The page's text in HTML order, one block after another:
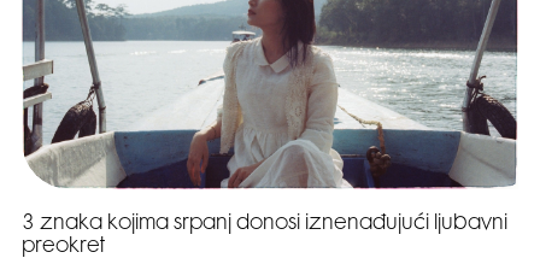
3 znaka kojima srpanj donosi iznenađujući ljubavni
preokret